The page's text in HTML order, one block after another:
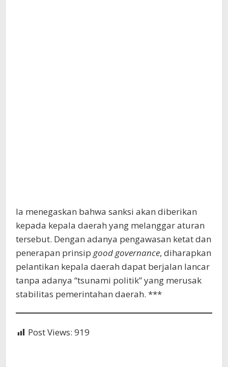
Ia menegaskan bahwa sanksi akan diberikan
kepada kepala daerah yang melanggar aturan
tersebut. Dengan adanya pengawasan ketat dan
penerapan prinsip good governance, diharapkan
pelantikan kepala daerah dapat berjalan lancar
tanpa adanya “tsunami politik” yang merusak
stabilitas pemerintahan daerah. ***
Post Views: 919